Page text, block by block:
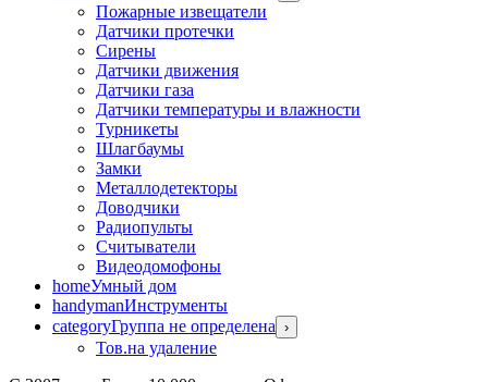
Пожарные извещатели
Датчики протечки
Сирены
Датчики движения
Датчики газа
Датчики температуры и влажности
Турникеты
Шлагбаумы
Замки
Металлодетекторы
Доводчики
Радиопульты
Считыватели
Видеодомофоны
homeУмный дом
handymanИнструменты
categoryГруппа не определена ›
Тов.на удаление